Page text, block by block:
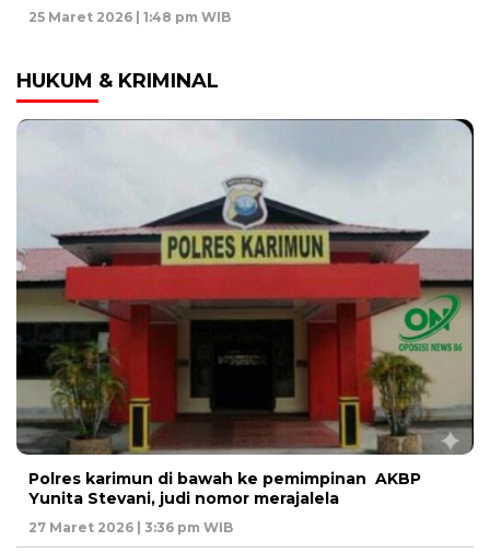
25 Maret 2026 | 1:48 pm WIB
HUKUM & KRIMINAL
Polres karimun di bawah ke pemimpinan AKBP
Yunita Stevani, judi nomor merajalela
27 Maret 2026 | 3:36 pm WIB